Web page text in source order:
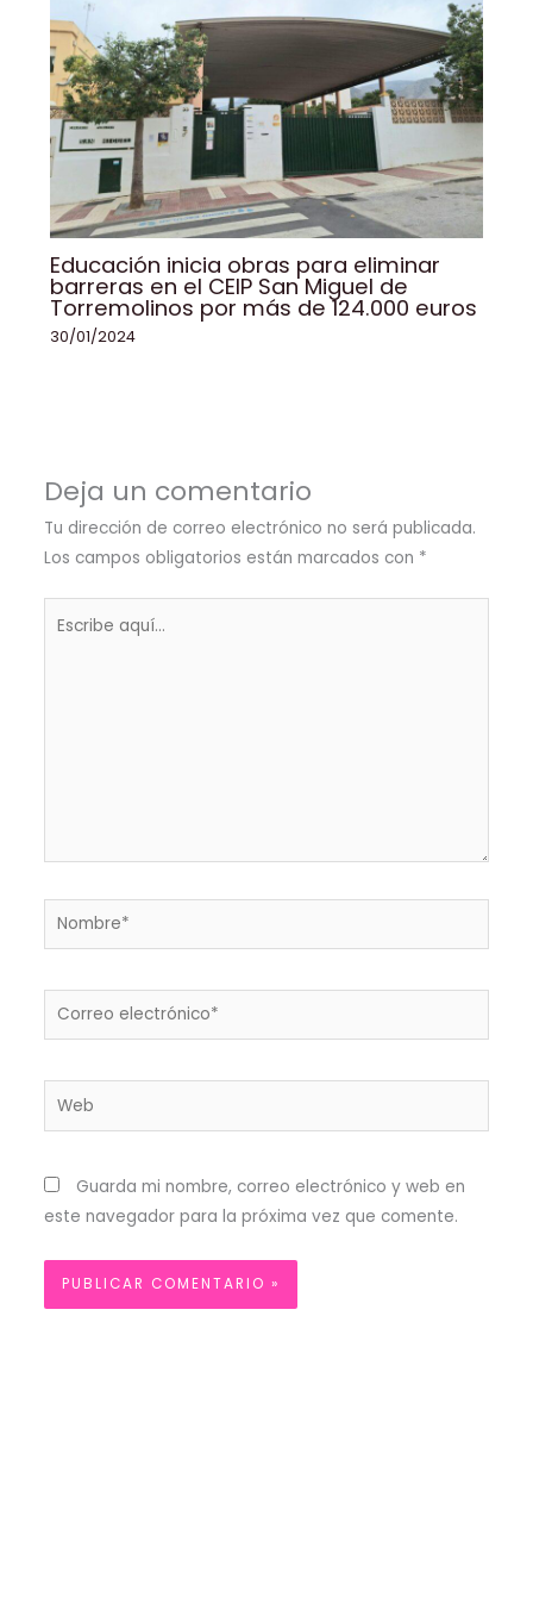
Educación inicia obras para eliminar
barreras en el CEIP San Miguel de
Torremolinos por más de 124.000 euros
30/01/2024
Deja un comentario
Tu dirección de correo electrónico no será publicada.
Los campos obligatorios están marcados con *
Nombre*
Correo
electrónico*
Web
Guarda mi nombre, correo electrónico y web en
este navegador para la próxima vez que comente.